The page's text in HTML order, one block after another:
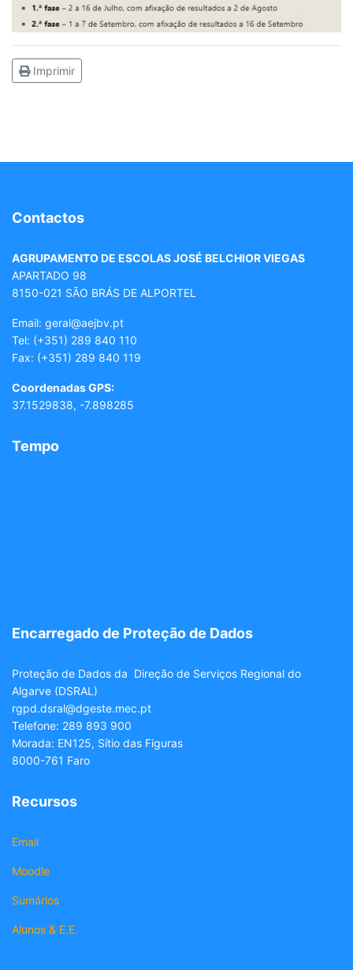
Imprimir
Contactos
AGRUPAMENTO DE ESCOLAS JOSÉ BELCHIOR VIEGAS
APARTADO 98
8150-021 SÃO BRÁS DE ALPORTEL
Email: geral@aejbv.pt
Tel: (+351) 289 840 110
Fax: (+351) 289 840 119
Coordenadas GPS:
37.1529838, -7.898285
Tempo
Encarregado de Proteção de Dados
Proteção de Dados da Direção de Serviços Regional do
Algarve (DSRAL)
rgpd.dsral@dgeste.mec.pt
Telefone: 289 893 900
Morada: EN125, Sítio das Figuras
8000-761 Faro
Recursos
Email
Moodle
Sumários
Alunos & E.E.